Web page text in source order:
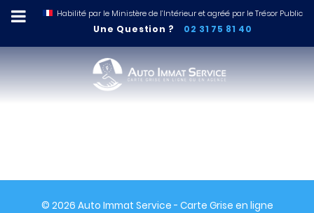
Habilité par le Ministère de l’Intérieur et agréé par le Trésor Public
Une Question ? 02 31 75 81 40
Sorry, but there aren't any posts
matching your query.
© 2026 Auto Immat Service - Carte Grise en ligne